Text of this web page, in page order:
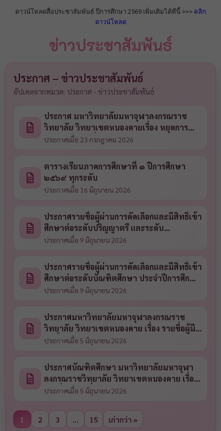
ดาวน์โหลดสื่อประชาสัมพันธ์ ปีการศึกษา 2569 เพิ่มเติมได้ทีนี้ >>> คลิก
ดาวน์โหลด
ข่าวประชาสัมพันธ์
ประกาศ – ข่าวประชาสัมพันธ์
อัปเดตจากหมวด: ประกาศ - ข่าวประชาสัมพันธ์
ประกาศ มหาวิทยาลัยมหาจุฬาลงกรณราช
วิทยาลัย วิทยาเขตหนองคายเรื่อง หยุดการ
เรียนการสอนเนื่องในเทศกาลเข้าพรรษา และ
ประกาศเมื่อ 23 กรกฎาคม 2026
ตารางเรียนภาคการศึกษาที่ ๑ ปีการศึกษา
๒๕๖๙ ทุกระดับ
ประกาศเมื่อ 16 มิถุนายน 2026
ประกาศรายชื่อผู้ผ่านการคัดเลือกและมีสิทธิ์เข้า
ศึกษาต่อระดับปริญญาตรี และระดับ
ประกาศนียบัตร ประจำปีการศึกษา 2569
ประกาศเมื่อ 9 มิถุนายน 2026
ประกาศรายชื่อผู้ผ่านการคัดเลือกและมีสิทธิ์เข้า
ศึกษาต่อระดับบัณฑิตศึกษา ประจำปีการศึกษา
2569
ประกาศเมื่อ 9 มิถุนายน 2026
ประกาศมหาวิทยาลัยมหาจุฬาลงกรณราช
วิทยาลัย วิทยาเขตหนองคาย เรื่อง รายชื่อผู้มี
สิทธิ์สอบคัดเลือกเข้าศึกษาหลักสูตรระดับ
การศึกษา ๒๕๖๙
ประกาศเมื่อ 5 มิถุนายน 2026
ประกาศบัณฑิตศึกษา มหาวิทยาลัยมหาจุฬา
ลงกรณราชวิทยาลัย วิทยาเขตหนองคาย เรื่อง
รายชื่อผู้มีสิทธิ์สอบเข้าศึกษาหลักสูตรพุทธ
บัณฑิต และหลักสูตรครุศาสตรมหาบัณฑิต
ประจำปีการศึกษา ๒๕๖๙
ประกาศเมื่อ 5 มิถุนายน 2026
1 2 3 … 15 เก่ากว่า »